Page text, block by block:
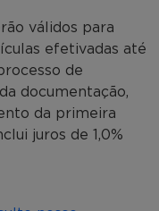
válidos para
efetivadas até
de
documentação,
da primeira
juros de 1,0%